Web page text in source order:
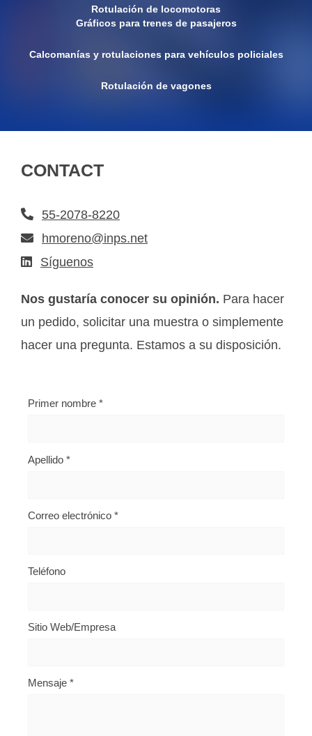
Rotulación de locomotoras
Gráficos para trenes de pasajeros
Calcomanías y rotulaciones para vehículos policiales
Rotulación de vagones
CONTACT
55-2078-8220
hmoreno@inps.net
Síguenos
Nos gustaría conocer su opinión. Para hacer
un pedido, solicitar una muestra o simplemente
hacer una pregunta. Estamos a su disposición.
Primer nombre *
Apellido *
Correo electrónico *
Teléfono
Sitio Web/Empresa
Mensaje *